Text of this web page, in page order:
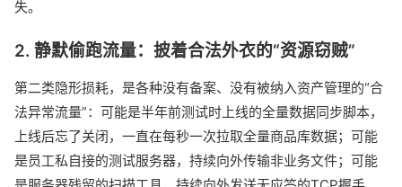
失。
2. 静默偷跑流量：披着合法外衣的“资源窃贼”
第二类隐形损耗，是各种没有备案、没有被纳入资产管理的“合
法异常流量”：可能是半年前测试时上线的全量数据同步脚本，
上线后忘了关闭，一直在每秒一次拉取全量商品库数据；可能
是员工私自接的测试服务器，持续向外传输非业务文件；可能